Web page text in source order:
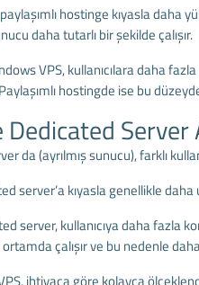
hostinge kıyasla daha
daha tutarlı bir şekilde çalışır.
VPS, kullanıcılara daha
hostingde ise bu
Server
da (ayrılmış sunucu), farklı
server’a kıyasla genellikle daha
server, kullanıcıya daha fazla
ortamda çalışır ve bu nedenle